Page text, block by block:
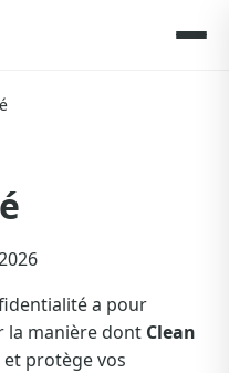
a pour
la manière dont Clean
protège vos